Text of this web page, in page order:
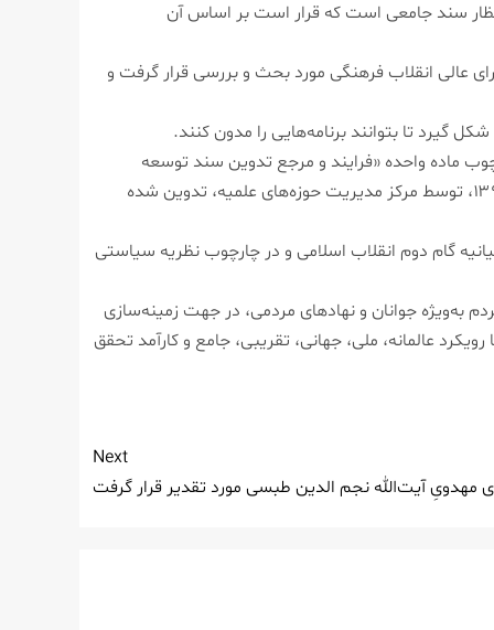
سند جامعی است که قرار است بر اساس آن
عالی انقلاب فرهنگی مورد بحث و بررسی قرار گرفت و
گیرد تا بتوانند برنامه‌هایی را مدون کنند.
ماده واحده «فرایند و مرجع تدوین سند توسعه
فرهنگ مهدویت و انتظار» مصوب ششمین جلسه «ستاد هماهنگی نقشه مهندسی فرهنگی شورای عالی انقلاب فرهنگی» ۴ مرداد ۱۳۹۹، توسط مرکز مدیریت حوزه‌های علمیه، تدوین شده
گام دوم انقلاب اسلامی و در چارچوب نظریه سیاستی
به‌ویژه جوانان و نهادهای مردمی، در جهت زمینه‌سازی
عالمانه، ملی، جهانی، تقریبی، جامع و کارآمد تحقق
Next
آیت‌الله نجم الدین طبسی مورد تقدیر قرار گرفت